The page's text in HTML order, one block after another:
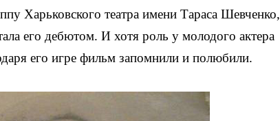
Харьковского театра имени Тараса Шевченко,
его дебютом. И хотя роль у молодого актера
его игре фильм запомнили и полюбили.